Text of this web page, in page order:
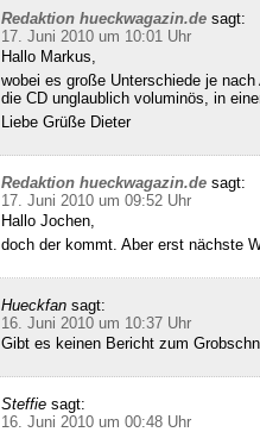
Redaktion hueckwagazin.de sagt:
17. Juni 2010 um 10:01 Uhr
Hallo Markus,
wobei es große Unterschiede je
die CD unglaublich voluminös, in
Liebe Grüße Dieter
Redaktion hueckwagazin.de sagt:
17. Juni 2010 um 09:52 Uhr
Hallo Jochen,
doch der kommt. Aber erst nächste
Hueckfan sagt:
16. Juni 2010 um 10:37 Uhr
Gibt es keinen Bericht zum
Steffie sagt:
16. Juni 2010 um 00:48 Uhr